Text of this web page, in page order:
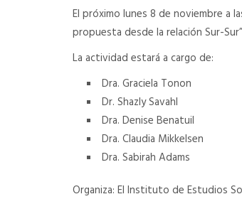
El próximo lunes 8 de noviembre a
propuesta desde la relación Sur-
La actividad estará a cargo de:
Dra. Graciela Tonon
Dr. Shazly Savahl
Dra. Denise Benatuil
Dra. Claudia Mikkelsen
Dra. Sabirah Adams
Organiza: El Instituto de Estudios